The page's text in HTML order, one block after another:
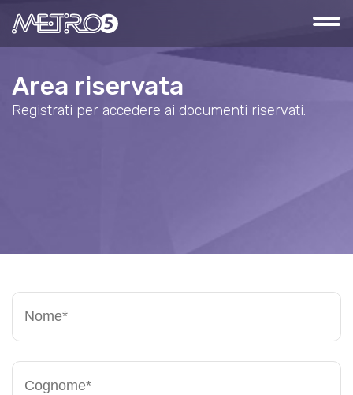
Area riservata
Registrati per accedere ai documenti riservati.